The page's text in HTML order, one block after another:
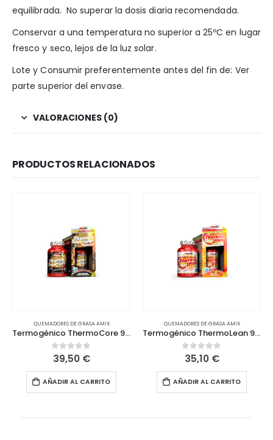
equilibrada. No superar la dosis diaria recomendada.
Conservar a una temperatura no superior a 25ºC en lugar
fresco y seco, lejos de la luz solar.
Lote y Consumir preferentemente antes del fin de: Ver
parte superior del envase.
VALORACIONES (0)
PRODUCTOS RELACIONADOS
QUEMADORES DE GRASA AMIX
Termogénico ThermoCore 90 Caps
0out of 5
39,50 €
AÑADIR AL CARRITO
QUEMADORES DE GRASA AMIX
Termogénico ThermoLean 90 Caps
0out of 5
35,10 €
AÑADIR AL CARRITO